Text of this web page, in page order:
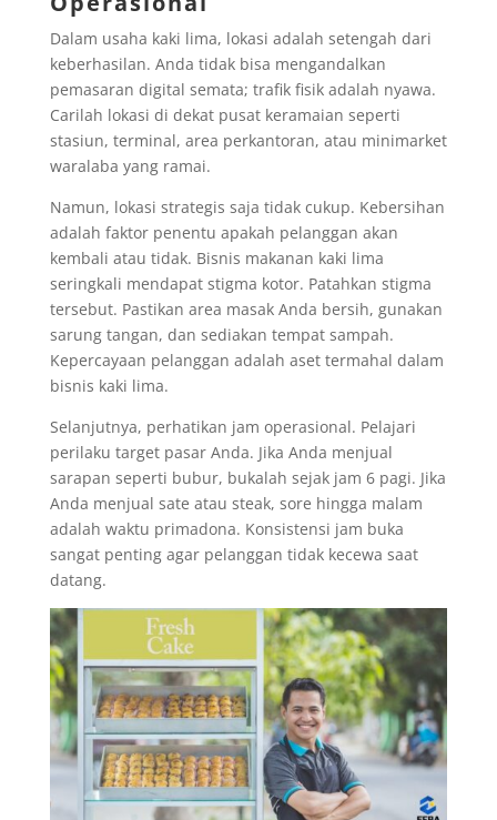
Dalam usaha kaki lima, lokasi adalah setengah dari
keberhasilan. Anda tidak bisa mengandalkan
pemasaran digital semata; trafik fisik adalah nyawa.
Carilah lokasi di dekat pusat keramaian seperti
stasiun, terminal, area perkantoran, atau minimarket
waralaba yang ramai.
Namun, lokasi strategis saja tidak cukup. Kebersihan
adalah faktor penentu apakah pelanggan akan
kembali atau tidak. Bisnis makanan kaki lima
seringkali mendapat stigma kotor. Patahkan stigma
tersebut. Pastikan area masak Anda bersih, gunakan
sarung tangan, dan sediakan tempat sampah.
Kepercayaan pelanggan adalah aset termahal dalam
bisnis kaki lima.
Selanjutnya, perhatikan jam operasional. Pelajari
perilaku target pasar Anda. Jika Anda menjual
sarapan seperti bubur, bukalah sejak jam 6 pagi. Jika
Anda menjual sate atau steak, sore hingga malam
adalah waktu primadona. Konsistensi jam buka
sangat penting agar pelanggan tidak kecewa saat
datang.